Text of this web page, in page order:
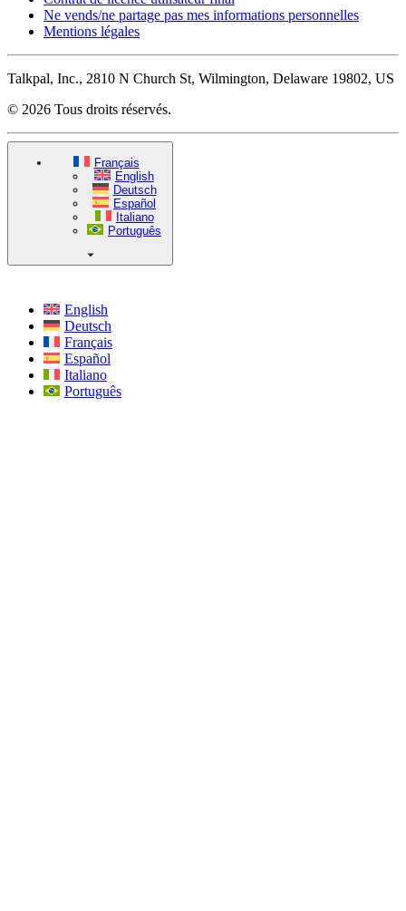
Ne vends/ne partage pas mes informations personnelles
Mentions légales
Talkpal, Inc., 2810 N Church St, Wilmington, Delaware 19802, US
© 2026 Tous droits réservés.
Français
English
Deutsch
Español
Italiano
Português
English
Deutsch
Français
Español
Italiano
Português